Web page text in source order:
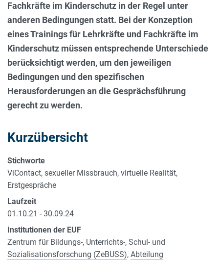
Fachkräfte im Kinderschutz in der Regel unter
anderen Bedingungen statt. Bei der Konzeption
eines Trainings für Lehrkräfte und Fachkräfte im
Kinderschutz müssen entsprechende Unterschiede
berücksichtigt werden, um den jeweiligen
Bedingungen und den spezifischen
Herausforderungen an die Gesprächsführung
gerecht zu werden.
Kurzübersicht
Stichworte
ViContact, sexueller Missbrauch, virtuelle Realität,
Erstgespräche
Laufzeit
01.10.21 - 30.09.24
Institutionen der EUF
Zentrum für Bildungs-, Unterrichts-, Schul- und
Sozialisationsforschung (ZeBUSS), Abteilung